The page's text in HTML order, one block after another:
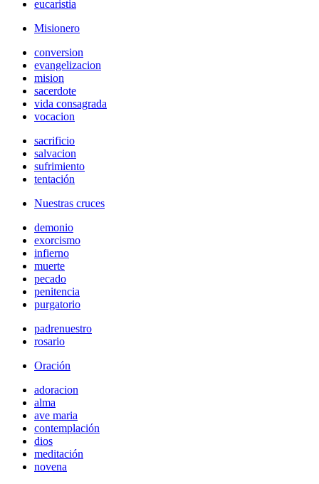
eucaristia
Misionero
conversion
evangelizacion
mision
sacerdote
vida consagrada
vocacion
sacrificio
salvacion
sufrimiento
tentación
Nuestras cruces
demonio
exorcismo
infierno
muerte
pecado
penitencia
purgatorio
padrenuestro
rosario
Oración
adoracion
alma
ave maria
contemplación
dios
meditación
novena